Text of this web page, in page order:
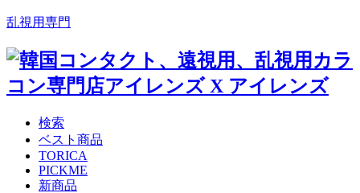
乱視用専門
検索
ベスト商品
TORICA
PICKME
新商品